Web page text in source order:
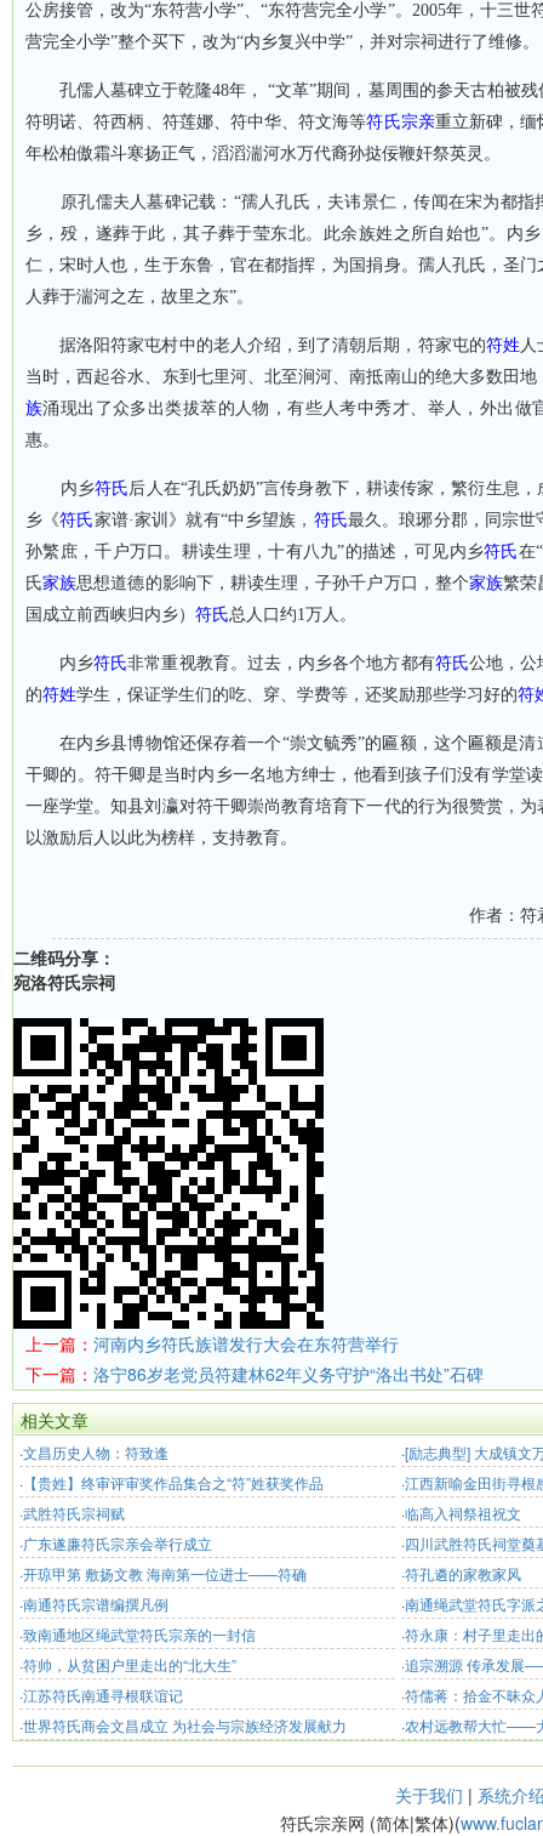
公房接管，改为“东符营小学”、“东符营完全小学”。 2005年，十三世
营完全小学”整个买下，改为“内乡复兴中学”，并对宗祠进行了维修。
孔儒人墓碑立于乾隆48年， “文革”期间 ，墓周围的参天古柏被残
符明诺、符西柄、符莲娜、符中华、符文海等符氏宗亲重立新碑，缅
年松柏傲霜斗寒扬正气，滔滔湍河水万代裔孙挞佞鞭奸祭英灵。
原孔儒夫人墓碑记载：“孺人孔氏，夫讳景仁，传闻在宋为都指
乡，殁，遂葬于此，其子葬于莹东北。此余族姓之所自始也”。内
仁，宋时人也，生于东鲁，官在都指挥，为国捐身。孺人孔氏，圣
人葬于湍河之左，故里之东”。
据洛阳符家屯村中的老人介绍，到了清朝后期，符家屯的符姓 人
当时，西起谷水、东到七里河、北至涧河、南抵南山的绝大多数田地
族涌现出了众多出类拔萃的人物，有些人考中秀才、举人，外出做
惠。
内乡符氏后人在“孔氏奶奶”言传身教下，耕读传家，繁衍生息
乡《符氏家谱·家训》就有“中乡望族， 符氏最久。琅琊分郡，同宗
孙繁庶，千户万口。耕读生理，十有八九”的描述，可见内乡符氏在
氏家族思想道德的影响下，耕读生理，子孙千户万口，整个家族繁荣
国成立前西峡归内乡） 符氏总人口约1万人。
内乡符氏非常重视教育。过去，内乡各个地方都有符氏公地，公
的符姓学生，保证学生们的吃、穿、学费等，还奖励那些学习好的符
在内乡县博物馆还保存着一个“崇文毓秀”的匾额，这个匾额是
干卿的。符干卿是当时内乡一名地方绅士，他看到孩子们没有学堂
一座学堂。知县刘瀛对符干卿崇尚教育培育下一代的行为很赞赏，
以激励后人以此为榜样，支持教育。
作者：
二维码分享：
宛洛符氏宗祠
上一篇： 河南内乡符氏族谱发行大会在东符营举行
下一篇： 洛宁86岁老党员符建林62年义务守护“洛出书处”石碑
相关文章
·文昌历史人物：符致逢 ·[励志典型] 大成镇文
出务工 “靠双手我也
· 【贵姓】终审评审奖作品集合之“符”姓获奖作品 ·江西新喻金田街寻根
·武胜符氏宗祠赋 ·临高入祠祭祖祝文
·广东遂廉符氏宗亲会举行成立 ·四川武胜符氏祠堂奠
·开琼甲第 敷扬文教 海南第一位进士——符确 ·符孔遴的家教家风
·南通符氏宗谱编撰凡例 ·南通绳武堂符氏字派
·致南通地区绳武堂符氏宗亲的一封信 ·符永康：村子里走出
·符帅，从贫困户里走出的“北大生” ·追宗溯源 传承发展
·江苏符氏南通寻根联谊记 ·符儒蒋：拾金不昧众
·世界符氏商会文昌成立 为社会与宗族经济发展献力 ·农村远教帮大忙——
关于我们 | 系统介
符氏宗亲网 (简体|繁体)(